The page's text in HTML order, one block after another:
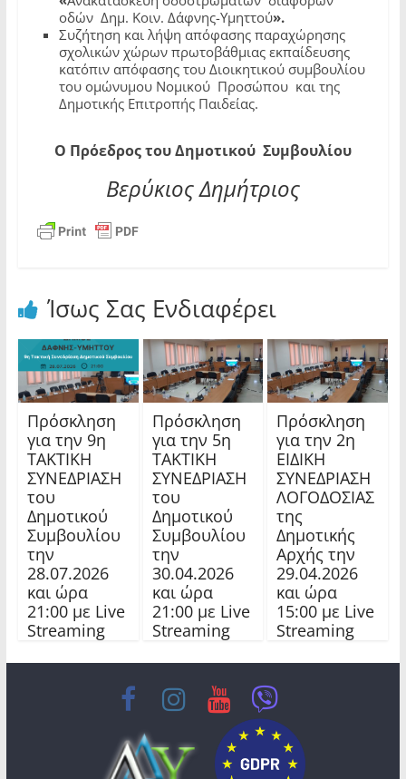
οδών Δημ. Κοιν. Δάφνης-Υμηττού».
Συζήτηση και λήψη απόφασης παραχώρησης
σχολικών χώρων πρωτοβάθμιας εκπαίδευσης
κατόπιν απόφασης του Διοικητικού συμβουλίου
του ομώνυμου Νομικού Προσώπου και της
Δημοτικής Επιτροπής Παιδείας.
Ο Πρόεδρος του Δημοτικού Συμβουλίου
Βερύκιος Δημήτριος
Ίσως Σας Ενδιαφέρει
Πρόσκληση
για την 9η
ΤΑΚΤΙΚΗ
ΣΥΝΕΔΡΙΑΣΗ
του
Δημοτικού
Συμβουλίου
την
28.07.2026
και ώρα
21:00 με Live
Streaming
Πρόσκληση
για την 5η
ΤΑΚΤΙΚΗ
ΣΥΝΕΔΡΙΑΣΗ
του
Δημοτικού
Συμβουλίου
την
30.04.2026
και ώρα
21:00 με Live
Streaming
Πρόσκληση
για την 2η
ΕΙΔΙΚΗ
ΣΥΝΕΔΡΙΑΣΗ
ΛΟΓΟΔΟΣΙΑΣ
της
Δημοτικής
Αρχής την
29.04.2026
και ώρα
15:00 με Live
Streaming